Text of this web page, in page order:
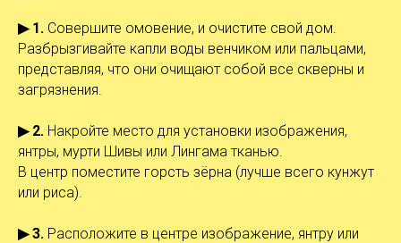
▶ 1. Совершите омовение, и очистите свой дом.
Разбрызгивайте капли воды венчиком или пальцами,
представляя, что они очищают собой все скверны и
загрязнения.
▶ 2. Накройте место для установки изображения,
янтры, мурти Шивы или Лингама тканью.
В центр поместите горсть зёрна (лучше всего кунжут
или риса).
▶ 3. Расположите в центре изображение, янтру или